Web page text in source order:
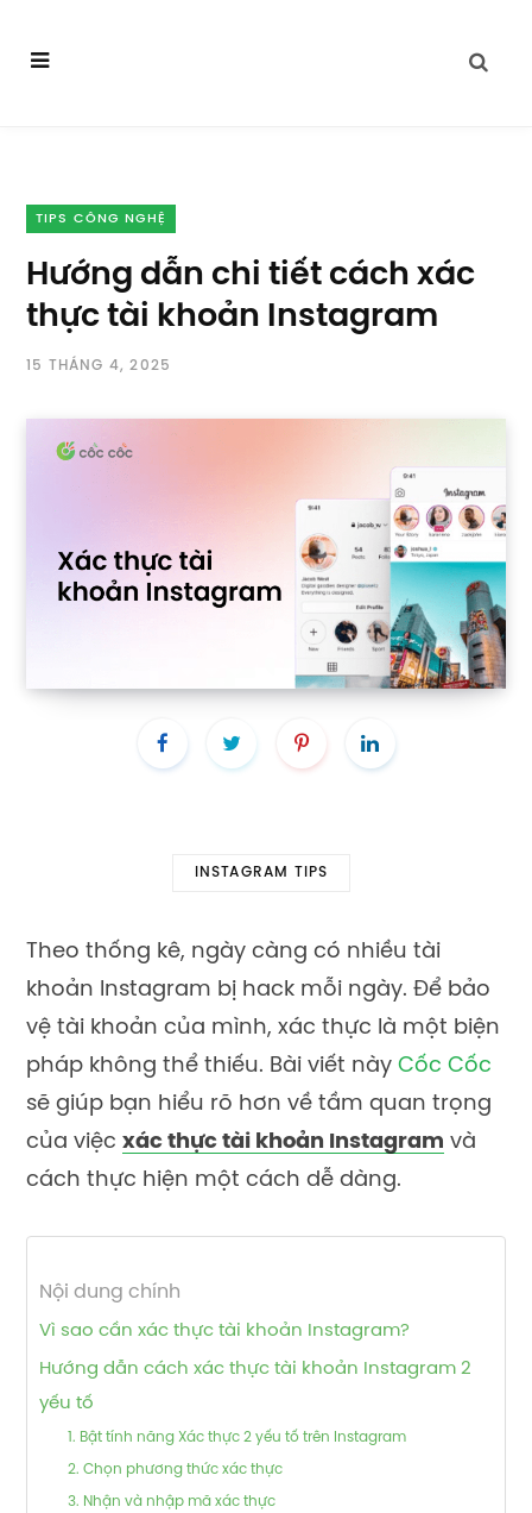
TIPS CÔNG NGHỆ
Hướng dẫn chi tiết cách xác
thực tài khoản Instagram
15 THÁNG 4, 2025
INSTAGRAM TIPS
Theo thống kê, ngày càng có nhiều tài
khoản Instagram bị hack mỗi ngày. Để bảo
vệ tài khoản của mình, xác thực là một biện
pháp không thể thiếu. Bài viết này Cốc Cốc
sẽ giúp bạn hiểu rõ hơn về tầm quan trọng
của việc xác thực tài khoản Instagram và
cách thực hiện một cách dễ dàng.
Nội dung chính
Vì sao cần xác thực tài khoản Instagram?
Hướng dẫn cách xác thực tài khoản Instagram 2
yếu tố
1. Bật tính năng Xác thực 2 yếu tố trên Instagram
2. Chọn phương thức xác thực
3. Nhận và nhập mã xác thực